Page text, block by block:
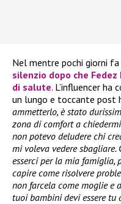
Nel mentre pochi giorni fa
silenzio dopo che Fedez
di salute. L’influencer
un lungo e toccante post
ammetterlo, è stato
zona di comfort a
non potevo deludere chi
mi voleva vedere
esserci per la mia famiglia,
capire come risolvere
non farcela come moglie e
tuoi bambini devi essere tu